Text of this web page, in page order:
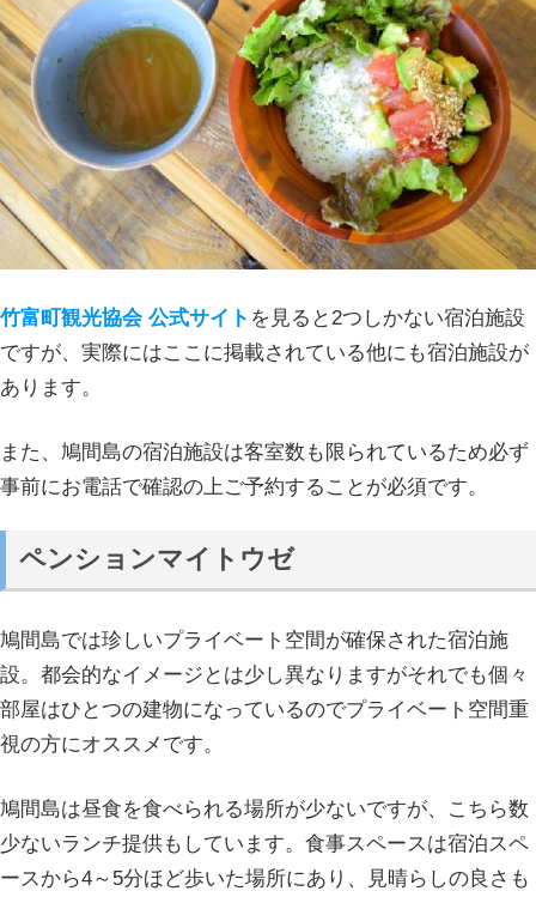
竹富町観光協会 公式サイト を見ると2つしかない宿泊施設
ですが、実際にはここに掲載されている他にも宿泊施設が
あります。
また、鳩間島の宿泊施設は客室数も限られているため必ず
事前にお電話で確認の上ご予約することが必須です。
ペンションマイトウゼ
鳩間島では珍しいプライベート空間が確保された宿泊施
設。都会的なイメージとは少し異なりますがそれでも個々
部屋はひとつの建物になっているのでプライベート空間重
視の方にオススメです。
鳩間島は昼食を食べられる場所が少ないですが、こちら数
少ないランチ提供もしています。食事スペースは宿泊スペ
ースから4～5分ほど歩いた場所にあり、見晴らしの良さも